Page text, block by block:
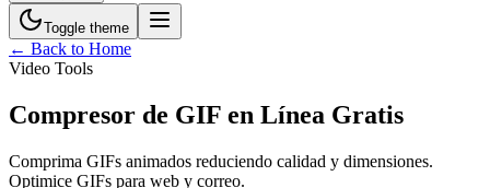
Toggle theme
← Back to Home
Video Tools
Compresor de GIF en Línea Gratis
Comprima GIFs animados reduciendo calidad y dimensiones.
Optimice GIFs para web y correo.